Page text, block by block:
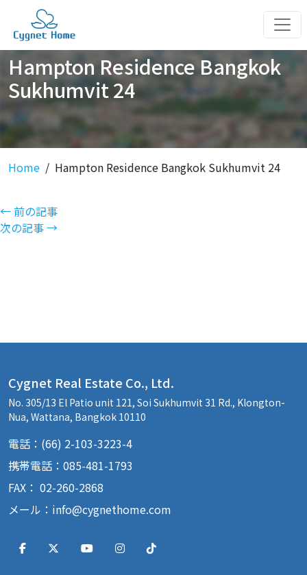
Hampton Residence Bangkok
Sukhumvit 24
Home Hampton Residence Bangkok Sukhumvit 24
← 前の記事
次の記事 →
Cygnet Real Estate Co., Ltd.
No. 305/13 El Patio unit 121, Soi Sukhumvit 31 Rd., Klongton-
Nua, Wattana, Bangkok 10110
電話：(66) 2-103-3223-4
携帯電話：085-481-1793
FAX： 02-260-2868
メール： info@cygnethome.com